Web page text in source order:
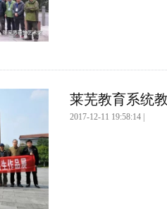
莱芜教育系统
2017-12-11 19:58:14 |